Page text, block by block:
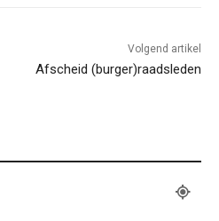
Volgend artikel
Afscheid (burger)raadsleden